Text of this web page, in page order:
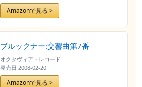
Amazonで見る >
ブルックナー:交響曲第7番
オクタヴィア・レコード
発売日 2008-02-20
Amazonで見る >